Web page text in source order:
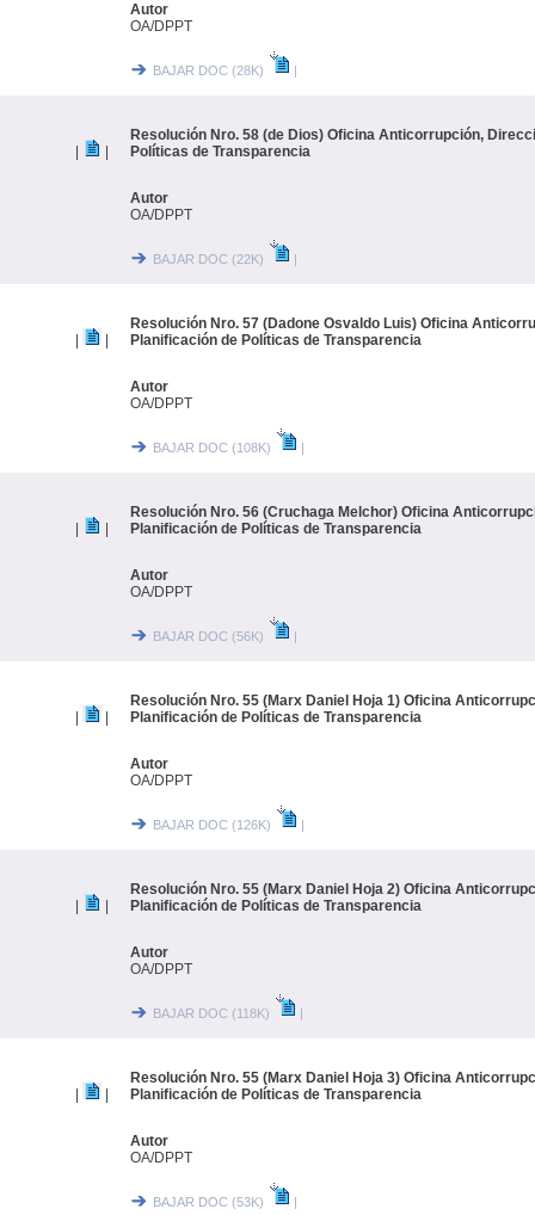
Autor
OA/DPPT
BAJAR DOC (28K) |
Resolución Nro. 58 (de Dios) Oficina Anticorrupción,
Políticas de Transparencia
Autor
OA/DPPT
BAJAR DOC (22K) |
Resolución Nro. 57 (Dadone Osvaldo Luis) Oficina
Planificación de Políticas de Transparencia
Autor
OA/DPPT
BAJAR DOC (108K) |
Resolución Nro. 56 (Cruchaga Melchor) Oficina
Planificación de Políticas de Transparencia
Autor
OA/DPPT
BAJAR DOC (56K) |
Resolución Nro. 55 (Marx Daniel Hoja 1) Oficina
Planificación de Políticas de Transparencia
Autor
OA/DPPT
BAJAR DOC (126K) |
Resolución Nro. 55 (Marx Daniel Hoja 2) Oficina
Planificación de Políticas de Transparencia
Autor
OA/DPPT
BAJAR DOC (118K) |
Resolución Nro. 55 (Marx Daniel Hoja 3) Oficina
Planificación de Políticas de Transparencia
Autor
OA/DPPT
BAJAR DOC (53K) |